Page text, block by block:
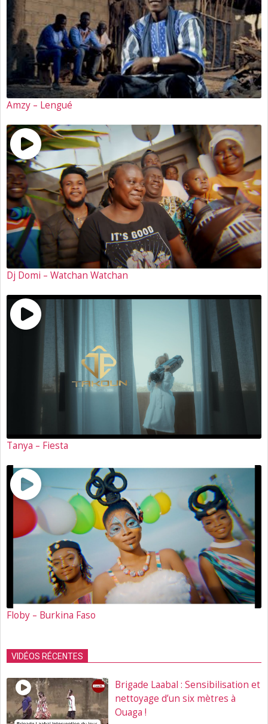
Amzy – Lengué
Dj Domi – Watchan Watchan
Tanya – Fiesta
Floby – Burkina Faso
VIDÉOS RÉCENTES
Brigade Laabal : Sensibilisation et
nettoyage d’un six mètres à
Ouaga !